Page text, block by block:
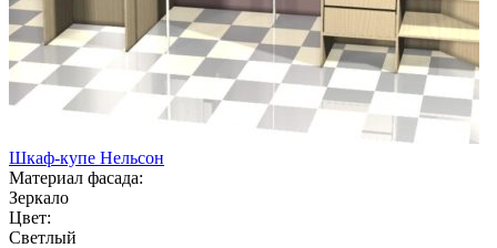
Шкаф-купе Нельсон
Материал фасада:
Зеркало
Цвет:
Светлый